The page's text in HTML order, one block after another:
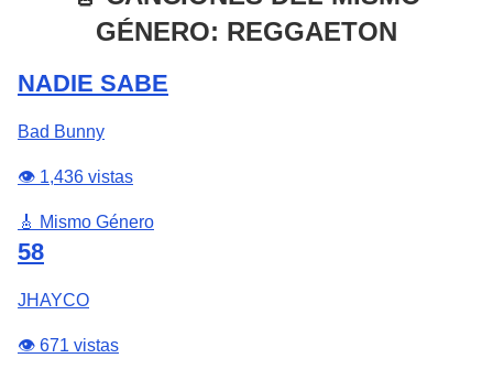
GÉNERO: REGGAETON
NADIE SABE
Bad Bunny
👁️ 1,436 vistas
🎸 Mismo Género
58
JHAYCO
👁️ 671 vistas